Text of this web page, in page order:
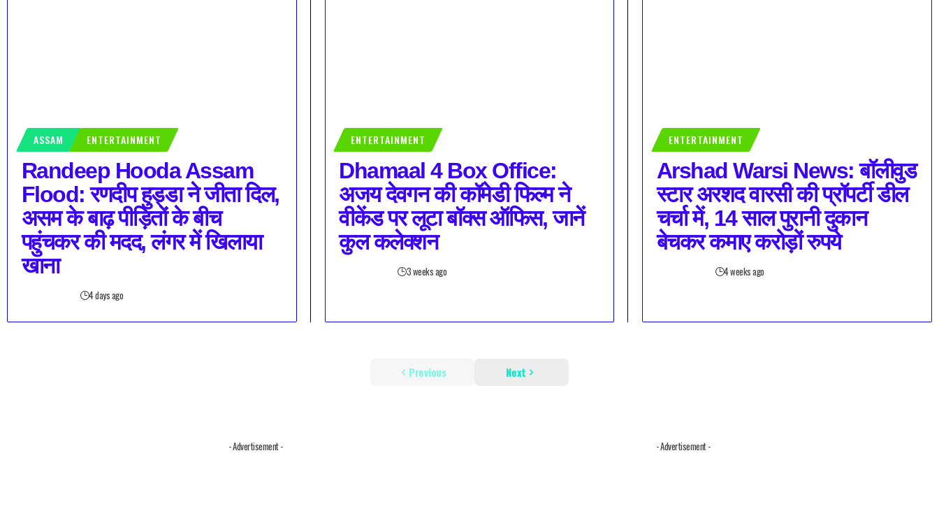
ASSAM ENTERTAINMENT
Randeep Hooda Assam
Flood: रणदीप हुड्डा ने जीता दिल,
असम के बाढ़ पीड़ितों के बीच
पहुंचकर की मदद, लंगर में खिलाया
खाना
4 days ago
ENTERTAINMENT
Dhamaal 4 Box Office:
अजय देवगन की कॉमेडी फिल्म ने
वीकेंड पर लूटा बॉक्स ऑफिस, जानें
कुल कलेक्शन
3 weeks ago
ENTERTAINMENT
Arshad Warsi News: बॉलीवुड
स्टार अरशद वारसी की प्रॉपर्टी डील
चर्चा में, 14 साल पुरानी दुकान
बेचकर कमाए करोड़ों रुपये
4 weeks ago
Previous Next
- Advertisement - - Advertisement -